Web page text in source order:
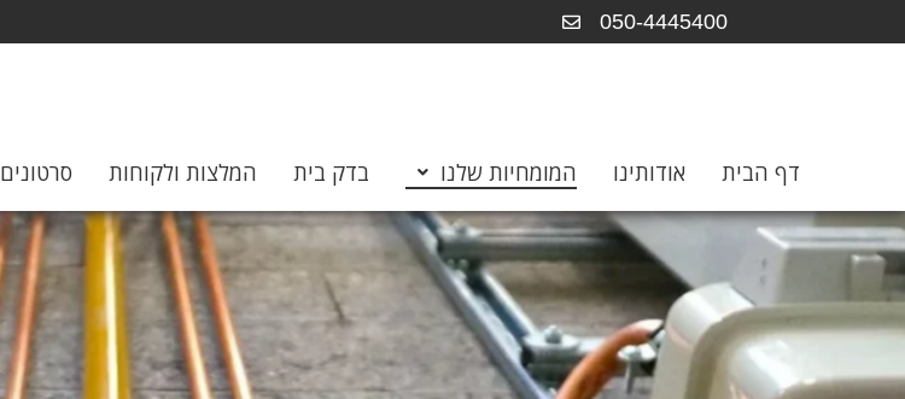
050-4445400
דף הבית אודותינו המומחיות שלנו בדק בית המלצות ולקוחות סרטונים